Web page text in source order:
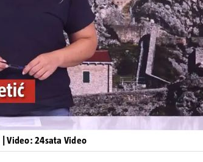
| Video: 24sata Video